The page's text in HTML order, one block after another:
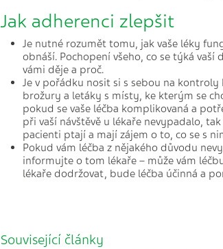
Jak adherenci zlepšit
Je nutné rozumět tomu, jak vaše léky
obnáší. Pochopení všeho, co se týká
vámi děje a proč.
Je v pořádku nosit si s sebou na
brožury a letáky s místy, ke kterým se
pokud se vaše léčba komplikovaná a
při vaší návštěvě u lékaře nevypadalo,
pacienti ptají a mají zájem o to, co se s
Pokud vám léčba z nějakého důvodu
informujte o tom lékaře – může vám
lékaře dodržovat, bude léčba účinná a
Související články